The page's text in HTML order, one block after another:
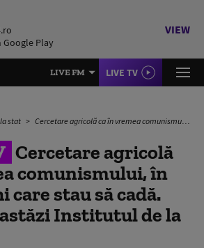
Google Play
VIEW
LIVE FM LIVE TV
stat Cercetare agricolă ca în vremea comunismului, în clădiri vechi care stau să cadă. Cum arată astăzi Institutul de la Vidra
Cercetare agricolă
comunismului, în
care stau să cadă.
Institutul de la